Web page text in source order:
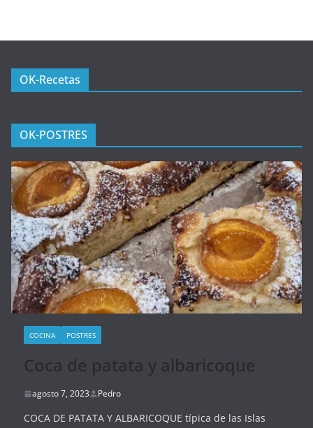
OK-Recetas
OK-POSTRES
COCINA POSTRES
Coca de patata y albaricoque
agosto 7, 2023 Pedro
COCA DE PATATA Y ALBARICOQUE típica de las Islas